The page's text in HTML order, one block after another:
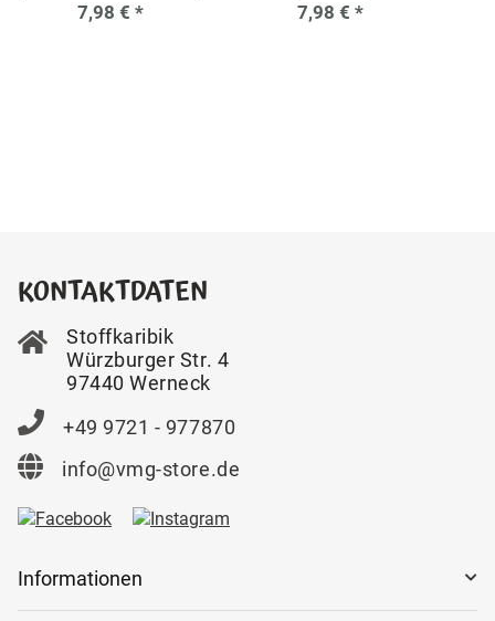
7,98 € * 7,98 € *
KONTAKTDATEN
Stoffkaribik
Würzburger Str. 4
97440 Werneck
+49 9721 - 977870
info@vmg-store.de
Informationen